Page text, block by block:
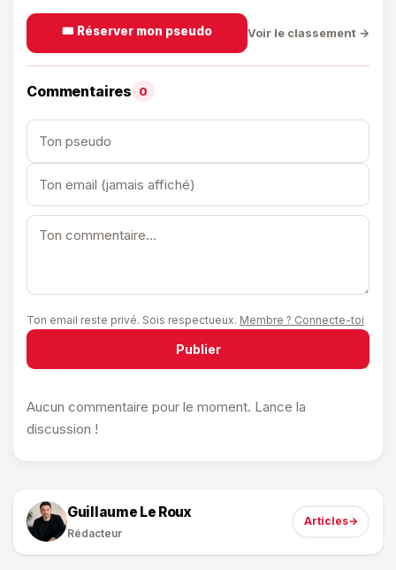
🎟️ Réserver mon pseudo Voir le classement →
Commentaires 0
Ton email reste privé. Sois respectueux. Membre ? Connecte-toi
Publier
Aucun commentaire pour le moment. Lance la
discussion !
Guillaume Le Roux
Rédacteur
Articles→